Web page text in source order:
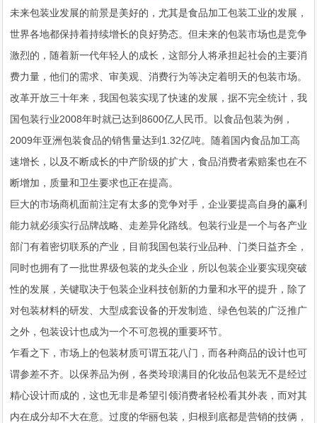
未来包装业发展的前景是美好的，尤其是食品加工包装工业的发展，
世界各地都保持着持续增长的良好势态。但未来的包装市场也是竞争
激烈的，随着新一代年轻人的成长，这部分人将承担起社会的主要消
费力量，他们的需求、审美观、消费行为等决定着明天的包装市场。
改革开放三十年来，我国包装实现了快速的发展，据不完全统计，我
国包装行业2008年时就已达到8600亿人民币。以食品包装为例，
2009年亚洲包装食品的销售量达到1.32亿吨。随着国内食品加工高
速增长，以及不断成长的中产阶级的扩大，食品消费者索赔案也在不
断增加，质量和卫生要求也正在提高。
巨大的市场商机面前注定有太多的竞争对手，企业要提高自身的赢利
能力就必须实行品牌战略、走差异化路线。包装行业是一个与各产业
部门有着密切联系的产业，目前我国包装行业品种、门类日益齐全，
同时也拥有了一批世界级包装的龙头企业，所以包装企业要实现突破
性的发展，关键取决于包装企业科技创新的力量和水平的提升，除了
对包装材料的研发、大型成套设备的开发制造、绿色包装的广泛推广
之外，包装设计也成为一个不可忽视的重要环节。
乍看之下，市场上的包装材质可谓五花八门，而各种商品的设计也可
谓参差不齐。以保养品为例，各类玲琅满目的化妆品包装无不是经过
精心设计而成的，这也无非是希望引领消费者轻松看其外表，而对其
内在成分却不大在意。过度的华丽包装，归根到底都是营销的技俩，